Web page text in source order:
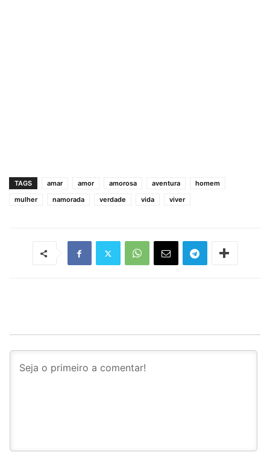
TAGS amar amor amorosa aventura
homem
mulher
namorada verdade vida viver